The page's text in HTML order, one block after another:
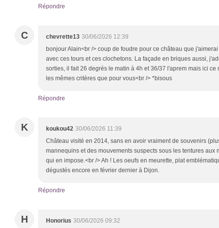
Répondre
C chevrette13 30/06/2026 12:39
bonjour Alain<br /> coup de foudre pour ce château que
avec ces tours et ces clochetons. La façade en briques aussi,
sorties, il fait 26 degrés le matin à 4h et 36/37 l'aprem mais ici
les mêmes critères que pour vous<br /> *bisous
Répondre
K koukou42 30/06/2026 11:39
Château visité en 2014, sans en avoir vraiment de souvenirs
mannequins et des mouvements suspects sous les tentures aux
qui en impose.<br /> Ah ! Les oeufs en meurette, plat
dégustés encore en février dernier à Dijon.
Répondre
H Honorius 30/06/2026 09:32